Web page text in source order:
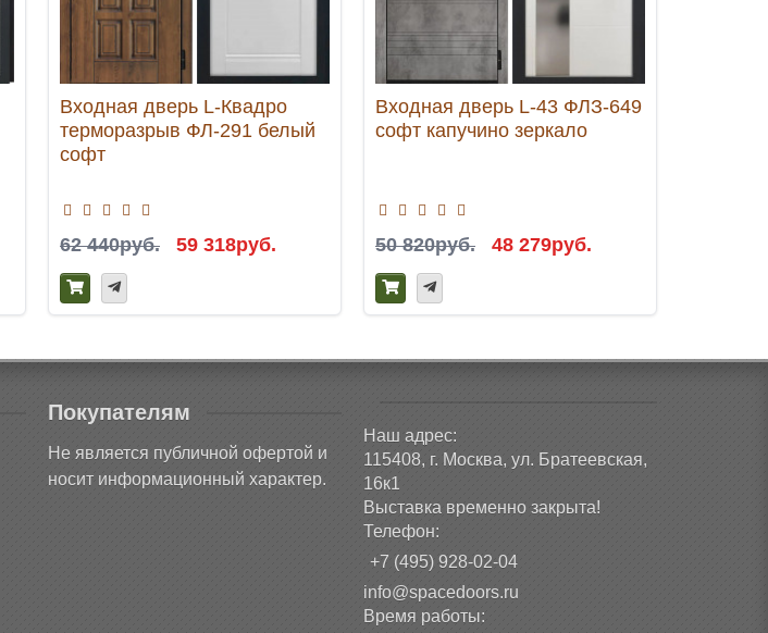
Входная дверь L-Квадро
терморазрыв ФЛ-291 белый
софт
62 440руб. 59 318руб.
Входная дверь L-43 ФЛЗ-649
софт капучино зеркало
50 820руб. 48 279руб.
Покупателям
Не является публичной офертой и
носит информационный характер.
Наш адрес:
115408, г. Москва, ул. Братеевская,
16к1
Выставка временно закрыта!
Телефон:
+7 (495) 928-02-04
info@spacedoors.ru
Время работы: